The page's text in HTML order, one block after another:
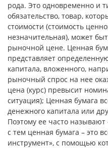
рода. Это одновременно и
обязательство, товар,
стоимости (стоимость
незначительная), может
рыночной цене. Ценная
представляет
капитала, вложенного,
рыночный спрос на нее
цена (курс) превысит
ситуация); Ценная бумага
денежного капитала или
Поэтому ее часто
с тем ценная бумага – это
инструмент», с помощью